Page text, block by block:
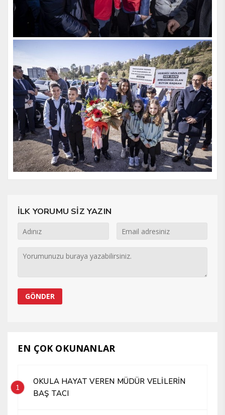
İLK YORUMU SİZ YAZIN
EN ÇOK OKUNANLAR
1
OKULA HAYAT VEREN MÜDÜR VELİLERİN
BAŞ TACI